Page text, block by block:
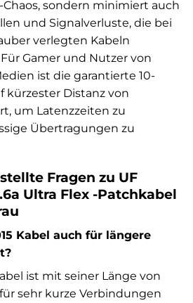
sondern minimiert auch
und Signalverluste, die bei
verlegten Kabeln
Gamer und Nutzer von
ist die garantierte 10-
kürzester Distanz von
um Latenzzeiten zu
Übertragungen zu
Fragen zu UF
Ultra Flex -Patchkabel
Kabel auch für längere
ist mit seiner Länge von
sehr kurze Verbindungen